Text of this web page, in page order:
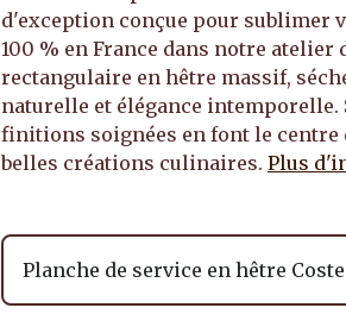
d'exception conçue pour sublimer
100 % en France dans notre atelier
rectangulaire en hêtre massif,
naturelle et élégance intemporelle.
finitions soignées en font le centre
belles créations culinaires. Plus